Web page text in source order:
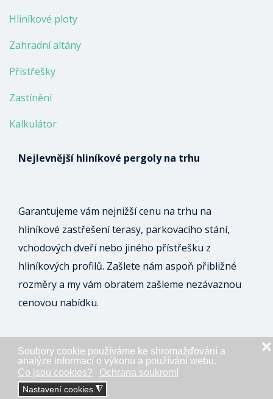
Soubory cookie používáme ke shromažďování a
analýze informací o výkonu a používání webu.
Co jsou cookies?
Ochrana soukromí
Nastavení cookies ◮
❌
Hliníkové ploty
Zahradní altány
Přístřešky
Zastínění
Kalkulátor
Nejlevnější hliníkové pergoly na trhu
Garantujeme vám nejnižší cenu na trhu na
hliníkové zastřešení terasy, parkovacího stání,
vchodových dveří nebo jiného přístřešku z
hliníkových profilů. Zašlete nám aspoň přibližné
rozměry a my vám obratem zašleme nezávaznou
cenovou nabídku.
ODESLAT NEZÁVAZNOU POPTÁVKU